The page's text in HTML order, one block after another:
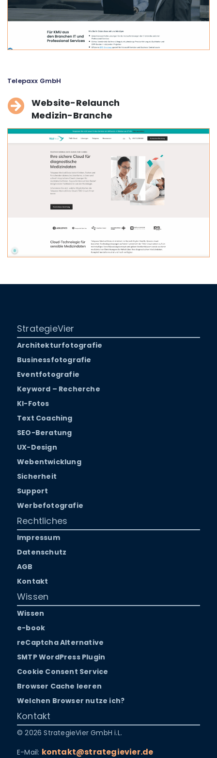
Telepaxx GmbH
Website-Relaunch
Medizin-Branche
StrategieVier
Architekturfotografie
Businessfotografie
Eventfotografie
Keyword – Recherche
KI-Fotos
Text Coaching
SEO-Beratung
UX-Design
Webentwicklung
Sicherheit
Support
Werbefotografie
Rechtliches
Impressum
Datenschutz
AGB
Kontakt
Wissen
Wissen
e-book
reCaptcha Alternative
SMTP WordPress Plugin
Cookie Consent Service
Browser Cache leeren
Welchen Browser nutze ich?
Kontakt
© 2026 StrategieVier GmbH i.L.
E-Mail: kontakt@strategievier.de